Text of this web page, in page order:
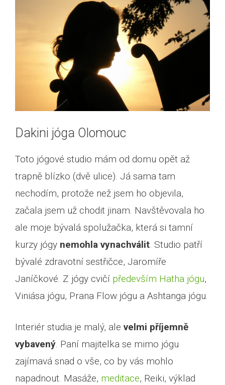
Dakini jóga Olomouc
Toto jógové studio mám od domu opět až
trapně blízko (dvě ulice). Já sama tam
nechodím, protože než jsem ho objevila,
začala jsem už chodit jinam. Navštěvovala ho
ale moje bývalá spolužačka, která si tamní
kurzy jógy nemohla vynachválit. Studio patří
bývalé zdravotní sestřičce, Jaromíře
Janíčkové. Z jógy cvičí především Hatha jógu,
Viniása jógu, Prana Flow jógu a Ashtanga jógu.
Interiér studia je malý, ale velmi příjemně
vybavený. Paní majitelka se mimo jógu
zajímavá snad o vše, co by vás mohlo
napadnout. Masáže, meditace, Reiki, výklad